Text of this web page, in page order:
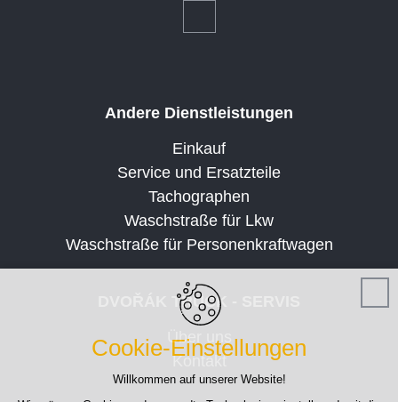
Andere Dienstleistungen
Einkauf
Service und Ersatzteile
Tachographen
Waschstraße für Lkw
Waschstraße für Personenkraftwagen
DVOŘÁK TRUCK - SERVIS
Über uns
Kontakt
Cookie-Einstellungen
Willkommen auf unserer Website!